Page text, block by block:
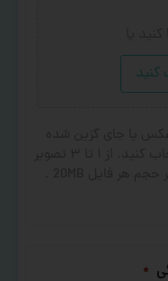
کنید
*